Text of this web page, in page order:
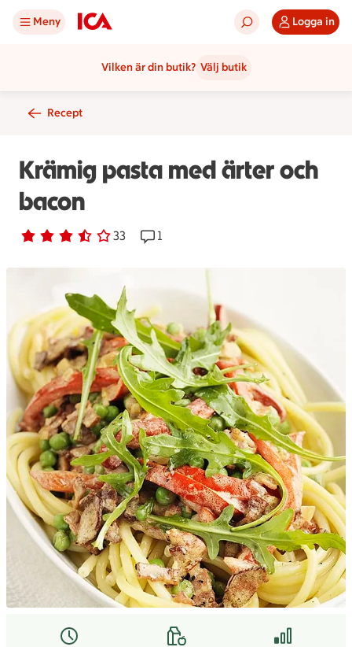
Meny Logga in
Vilken är din butik? Välj butik
Recept
Krämig pasta med ärter och
bacon
Betyg 3.3 av 5. 33
33 personer har röstatReceptet har 1 kommentarer
1